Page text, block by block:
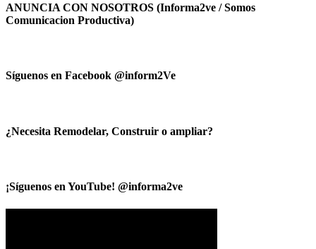
ANUNCIA CON NOSOTROS (Informa2ve / Somos
Comunicacion Productiva)
Síguenos en Facebook @inform2Ve
¿Necesita Remodelar, Construir o ampliar?
¡Síguenos en YouTube! @informa2ve